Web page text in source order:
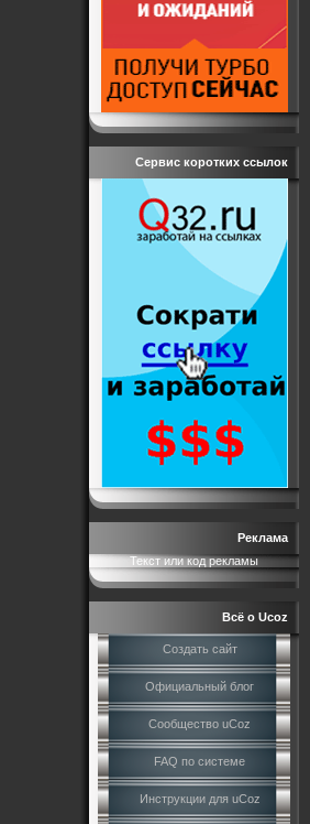
Сервис коротких ссылок
Реклама
Текст или код рекламы
Всё о Ucoz
Создать сайт
Официальный блог
Сообщество uCoz
FAQ по системе
Инструкции для uCoz